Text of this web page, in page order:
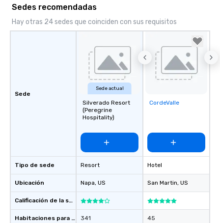
Sedes recomendadas
Hay otras 24 sedes que coinciden con sus requisitos
Sede
Tipo de sede
Ubicación
Calificación de la sede
Habitaciones para huéspedes
Sede actual
Silverado Resort
(Peregrine
Hospitality)
Resort
Napa, US
341
Removed from
CordeValle
Hotel
San Martin, US
45